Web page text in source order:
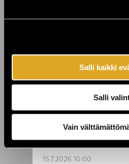
Salli kaikki
Salli
Vain
Enää kaksi viikkoa
Livejazzia 1800-luvun
illallinen Ruissalossa! ›
15.7.2026 10:00